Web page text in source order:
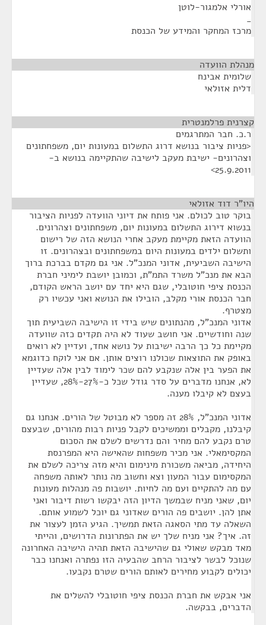
אורלי אלמגור-לוטן
_
מרכז המחקר והמידע של הכנסת
מנהלת הוועדה
שלומית אבינח
דלית אזולאי
קצרנית פרלמנטרית
ר.כ. חבר המתרגמים
<פניות ציבור בנושא דרוג התשלום במעונות יום, משפחתונים
וצהרונים- ישיבת מעקב לישיבה שהתקיימה בנושא ב-
25.9.2011>
היו"ר דוד אזולאי
בוקר טוב לכולם. אני פותח את דיוני הוועדה לפניות הציבור
בנשוא דירוג התשלום במעונות יום, משפחתונים וצהרונים.
הוועדה הזאת מקיימת מעקב אחרי הנושא הזה של רישום
ותשלום ילדים במעונות היום במשפחתונים ובצהרונים. זו
הישיבה השביעית, אדוני המנכ"ל. אני גם מקדם בברכת ברוך
הבא את מנכ"ל משרד התמ"ת, וכמובן יושבת לימיני חברת
הכנסת ציפי חוטובלי, שגם היא יחד עם יושב הראש הקודם,
חבר הכנסת אורי מקלב, הובילו את הנושא ואני עכשיו רק
מצטרף.
אדוני המנכ"ל, מהנתונים שיש בידי זו הישיבה השביעית תוך
שנה וחודשיים. אני חושב שעוד לא היה תקדים כזה שוועדה
מקיימת כל כך הרבה ישיבות על נושא אחד, ועדיין לא רואים
באופק את התוצאות שכולנו רוצים אותן. אם אני לוקח כדוגמא
את הפער בין אלה שנקבע להם שכר לימוד לבין אלה שעדיין
לא, אנחנו מדברים על סדר גודל שכל כ-27%-28%, שעדיין
בעצם לא קיבלו מענה.
אדוני המנכ"ל, 28% זה מספר לא מבוטל של הורים. אנחנו גם
קיבלנו, מקבלים וממשיכים לקבל פניות רבות מהורים, שבעצם
טרם נקבע להם מחיר והם נדרשים לשלם את הסכום
המקסימאלי. אני מכיר משפחות שהאישה היא המפרנסת
היחידה, מביאה משכורת מינימום והיא מזה צריכה לשלם את
המקסימום עבור המעון וצא וחשוב מה נותר לאותה משפחה
עם מה להתקיים ועם מה לחיות. יושבות פה מנהלות מעונות
יום, שאני מניח שבמשך הדיון הזה יבקשו רשות דיבור ואני
אתן להן. יושבים פה הורים שאדוני גם יוכל לשמוע אותם.
השאלה עד מתי הסאגה הזאת תמשיך. הגיע הזמן לעצור את
זה. איך? אני מניח שלך יש את הפתרונות הדרושים, והייתי
מאד מבקש שאולי גם שהישיבה הזאת תהיה הישיבה האחרונה
שנוכל לבשר לציבור הרחב שהבעיה הזו נפתרה ואנחנו כבר
יכולים לקבוע מחירים לאותם הורים שטרם נקבעו.
אני אבקש את חברת הכנסת ציפי חוטובלי להשלים את
הדברים, בבקשה.